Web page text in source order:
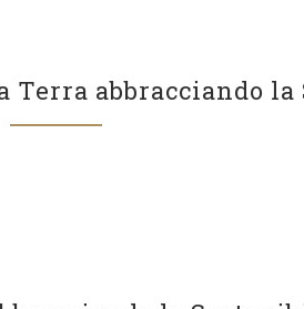
Terra abbracciando